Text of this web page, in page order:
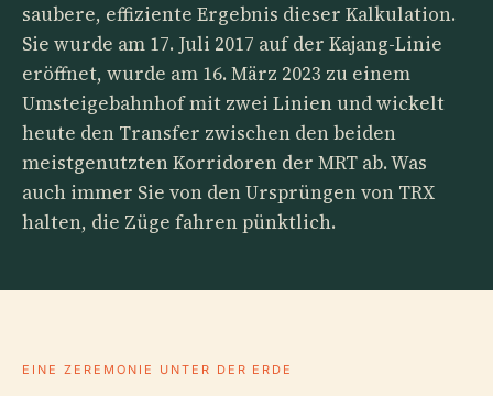
saubere, effiziente Ergebnis dieser Kalkulation.
Sie wurde am 17. Juli 2017 auf der Kajang-Linie
eröffnet, wurde am 16. März 2023 zu einem
Umsteigebahnhof mit zwei Linien und wickelt
heute den Transfer zwischen den beiden
meistgenutzten Korridoren der MRT ab. Was
auch immer Sie von den Ursprüngen von TRX
halten, die Züge fahren pünktlich.
EINE ZEREMONIE UNTER DER ERDE